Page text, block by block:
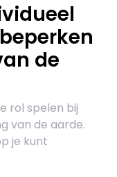
de
rol spelen bij
van de aarde.
je kunt